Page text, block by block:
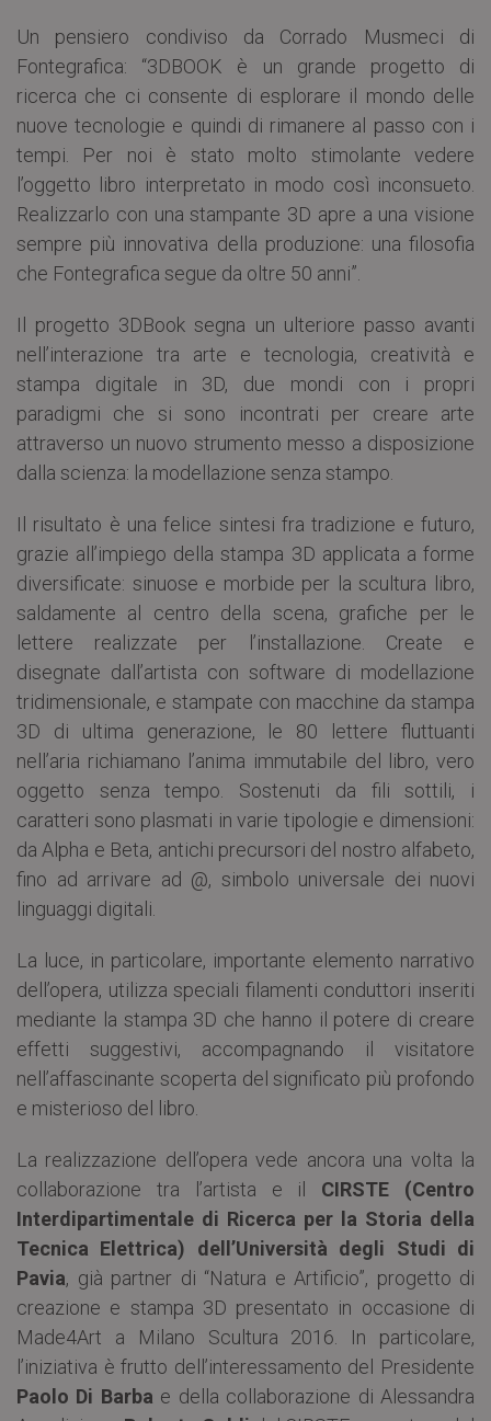
Un pensiero condiviso da Corrado Musmeci di
Fontegrafica: “3DBOOK è un grande progetto di
ricerca che ci consente di esplorare il mondo delle
nuove tecnologie e quindi di rimanere al passo con i
tempi. Per noi è stato molto stimolante vedere
l’oggetto libro interpretato in modo così inconsueto.
Realizzarlo con una stampante 3D apre a una visione
sempre più innovativa della produzione: una filosofia
che Fontegrafica segue da oltre 50 anni”.
Il progetto 3DBook segna un ulteriore passo avanti
nell’interazione tra arte e tecnologia, creatività e
stampa digitale in 3D, due mondi con i propri
paradigmi che si sono incontrati per creare arte
attraverso un nuovo strumento messo a disposizione
dalla scienza: la modellazione senza stampo.
Il risultato è una felice sintesi fra tradizione e futuro,
grazie all’impiego della stampa 3D applicata a forme
diversificate: sinuose e morbide per la scultura libro,
saldamente al centro della scena, grafiche per le
lettere realizzate per l’installazione. Create e
disegnate dall’artista con software di modellazione
tridimensionale, e stampate con macchine da stampa
3D di ultima generazione, le 80 lettere fluttuanti
nell’aria richiamano l’anima immutabile del libro, vero
oggetto senza tempo. Sostenuti da fili sottili, i
caratteri sono plasmati in varie tipologie e dimensioni:
da Alpha e Beta, antichi precursori del nostro alfabeto,
fino ad arrivare ad @, simbolo universale dei nuovi
linguaggi digitali.
La luce, in particolare, importante elemento narrativo
dell’opera, utilizza speciali filamenti conduttori inseriti
mediante la stampa 3D che hanno il potere di creare
effetti suggestivi, accompagnando il visitatore
nell’affascinante scoperta del significato più profondo
e misterioso del libro.
La realizzazione dell’opera vede ancora una volta la
collaborazione tra l’artista e il CIRSTE (Centro
Interdipartimentale di Ricerca per la Storia della
Tecnica Elettrica) dell’Università degli Studi di
Pavia, già partner di “Natura e Artificio”, progetto di
creazione e stampa 3D presentato in occasione di
Made4Art a Milano Scultura 2016. In particolare,
l’iniziativa è frutto dell’interessamento del Presidente
Paolo Di Barba e della collaborazione di Alessandra